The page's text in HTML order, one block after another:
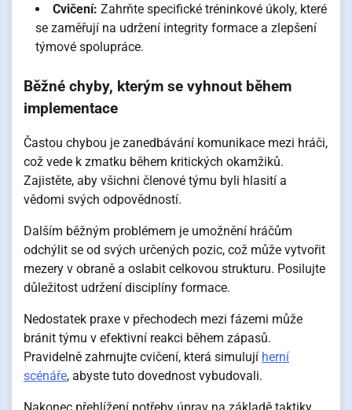
Cvičení: Zahrňte specifické tréninkové úkoly, které
se zaměřují na udržení integrity formace a zlepšení
týmové spolupráce.
Běžné chyby, kterým se vyhnout během
implementace
Častou chybou je zanedbávání komunikace mezi hráči,
což vede k zmatku během kritických okamžiků.
Zajistěte, aby všichni členové týmu byli hlasití a
vědomi svých odpovědností.
Dalším běžným problémem je umožnění hráčům
odchýlit se od svých určených pozic, což může vytvořit
mezery v obraně a oslabit celkovou strukturu. Posilujte
důležitost udržení disciplíny formace.
Nedostatek praxe v přechodech mezi fázemi může
bránit týmu v efektivní reakci během zápasů.
Pravidelně zahrnujte cvičení, která simulují herní
scénáře, abyste tuto dovednost vybudovali.